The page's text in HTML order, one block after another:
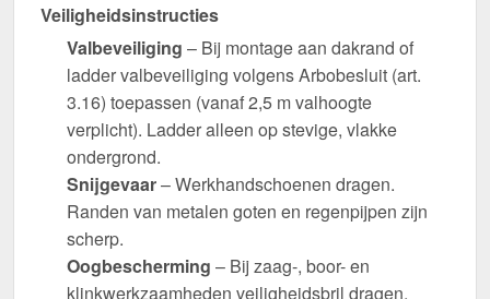
Veiligheidsinstructies
Valbeveiliging – Bij montage aan dakrand of
ladder valbeveiliging volgens Arbobesluit (art.
3.16) toepassen (vanaf 2,5 m valhoogte
verplicht). Ladder alleen op stevige, vlakke
ondergrond.
Snijgevaar– Werkhandschoenen dragen.
Randen van metalen goten en regenpijpen zijn
scherp.
Oogbescherming – Bij zaag-, boor- en
klinkwerkzaamheden veiligheidsbril dragen.